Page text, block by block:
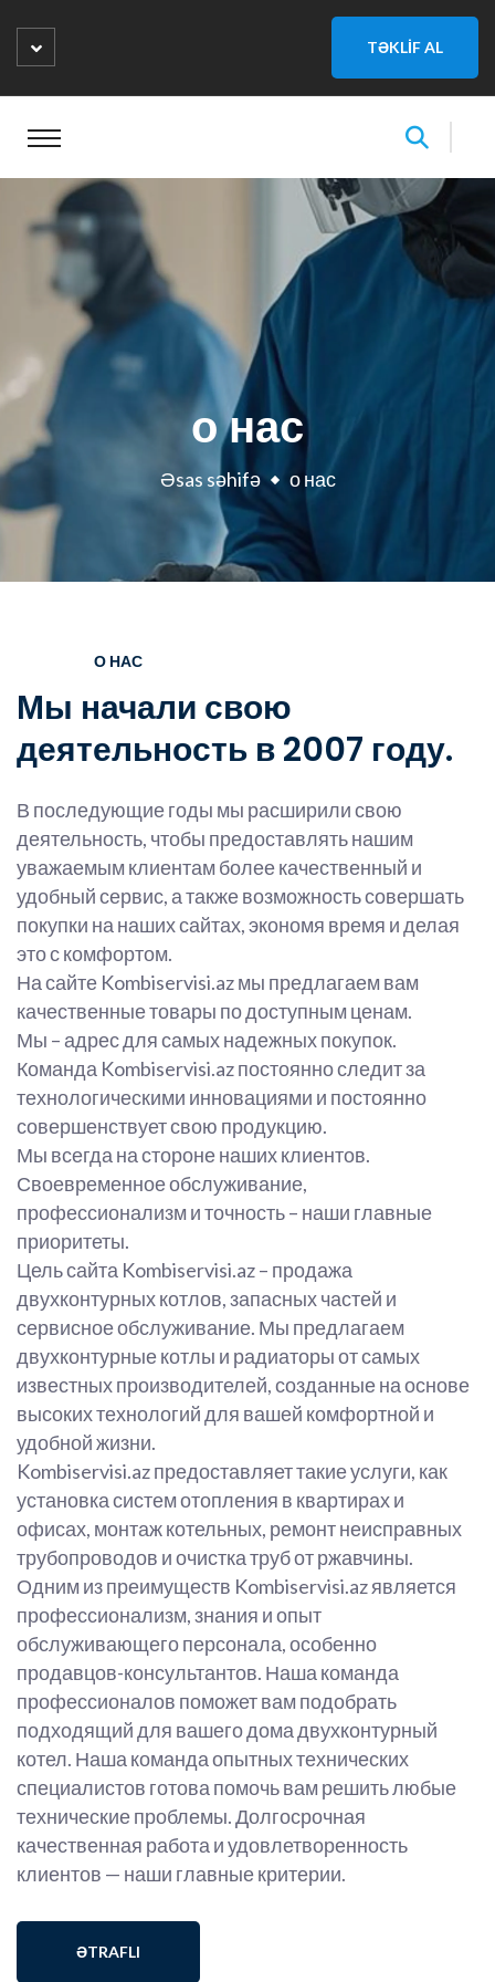
TƏKLİF AL
о нас
Əsas səhifə о нас
О НАС
Мы начали свою
деятельность в 2007 году.
В последующие годы мы расширили свою
деятельность, чтобы предоставлять нашим
уважаемым клиентам более качественный и
удобный сервис, а также возможность совершать
покупки на наших сайтах, экономя время и делая
это с комфортом.
На сайте Kombiservisi.az мы предлагаем вам
качественные товары по доступным ценам.
Мы – адрес для самых надежных покупок.
Команда Kombiservisi.az постоянно следит за
технологическими инновациями и постоянно
совершенствует свою продукцию.
Мы всегда на стороне наших клиентов.
Своевременное обслуживание,
профессионализм и точность – наши главные
приоритеты.
Цель сайта Kombiservisi.az – продажа
двухконтурных котлов, запасных частей и
сервисное обслуживание. Мы предлагаем
двухконтурные котлы и радиаторы от самых
известных производителей, созданные на основе
высоких технологий для вашей комфортной и
удобной жизни.
Kombiservisi.az предоставляет такие услуги, как
установка систем отопления в квартирах и
офисах, монтаж котельных, ремонт неисправных
трубопроводов и очистка труб от ржавчины.
Одним из преимуществ Kombiservisi.az является
профессионализм, знания и опыт
обслуживающего персонала, особенно
продавцов-консультантов. Наша команда
профессионалов поможет вам подобрать
подходящий для вашего дома двухконтурный
котел. Наша команда опытных технических
специалистов готова помочь вам решить любые
технические проблемы. Долгосрочная
качественная работа и удовлетворенность
клиентов — наши главные критерии.
ƏTRAFLI